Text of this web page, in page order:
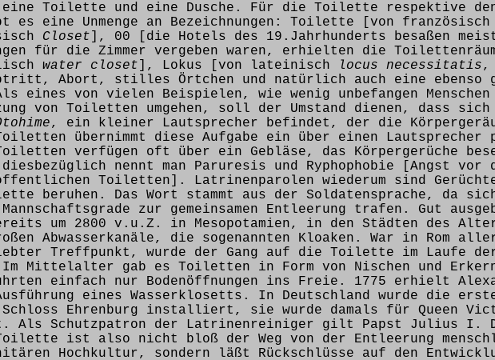
eine Toilette und eine Dusche. Für die Toilette respektive den
eine Unmenge an Bezeichnungen: Toilette [von französisch
Closet ], 00 [die Hotels des 19.Jahrhunderts besaßen
für die Zimmer vergeben waren, erhielten die
water closet ], Lokus [von lateinisch locus necessitatis,
Abort, stilles Örtchen und natürlich auch eine ebenso
eines von vielen Beispielen, wie wenig unbefangen
von Toiletten umgehen, soll der Umstand dienen, dass
, ein kleiner Lautsprecher befindet, der die
übernimmt diese Aufgabe ein über einen Lautsprecher
verfügen oft über ein Gebläse, das Körpergerüche
nennt man Paruresis und Ryphophobie [Angst vor
Toiletten]. Latrinenparolen wiederum sind
beruhen. Das Wort stammt aus der Soldatensprache, da
zur gemeinsamen Entleerung trafen. Gut
um 2800 v.u.Z. in Mesopotamien, in den Städten des
Abwasserkanäle, die sogenannten Kloaken. War in Rom
Treffpunkt, wurde der Gang auf die Toilette im Laufe
Mittelalter gab es Toiletten in Form von Nischen und
einfach nur Bodenöffnungen ins Freie. 1775 erhielt
eines Wasserklosetts. In Deutschland wurde die
Schloss Ehrenburg installiert, sie wurde damals für Queen
Als Schutzpatron der Latrinenreiniger gilt Papst Julius I.
ist also nicht bloß der Weg von der Entleerung
Hochkultur, sondern läßt Rückschlüsse auf den